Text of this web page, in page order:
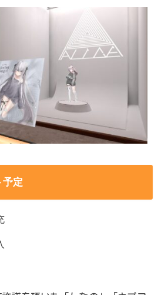
定